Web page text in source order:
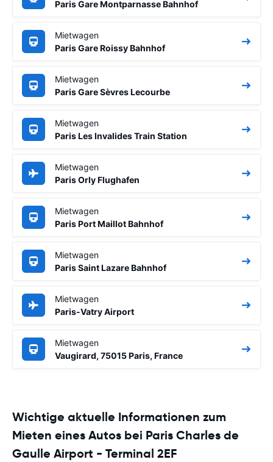
Paris Gare Montparnasse Bahnhof
Mietwagen
Paris Gare Roissy Bahnhof
Mietwagen
Paris Gare Sèvres Lecourbe
Mietwagen
Paris Les Invalides Train Station
Mietwagen
Paris Orly Flughafen
Mietwagen
Paris Port Maillot Bahnhof
Mietwagen
Paris Saint Lazare Bahnhof
Mietwagen
Paris-Vatry Airport
Mietwagen
Vaugirard, 75015 Paris, France
Wichtige aktuelle Informationen zum
Mieten eines Autos bei Paris Charles de
Gaulle Airport - Terminal 2EF